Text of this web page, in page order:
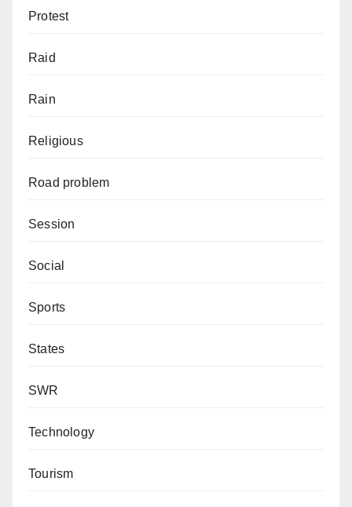
Protest
Raid
Rain
Religious
Road problem
Session
Social
Sports
States
SWR
Technology
Tourism